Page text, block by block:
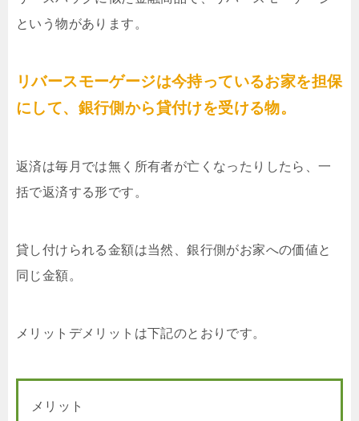
という物があります。
リバースモーゲージは今持っているお家を担保
にして、銀行側から貸付けを受ける物。
返済は毎月では無く所有者が亡くなったりしたら、一
括で返済する形です。
貸し付けられる金額は当然、銀行側がお家への価値と
同じ金額。
メリットデメリットは下記のとおりです。
メリット